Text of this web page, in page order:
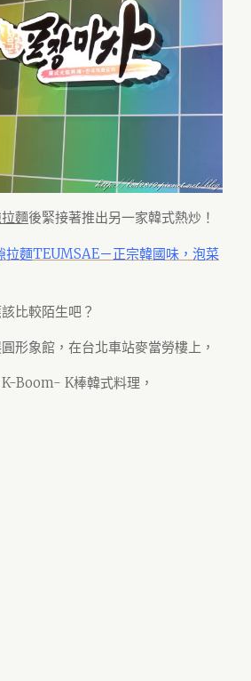
麵後緊接著推出另一家韓式熱炒！
拉麵TEUMSAE－正宗韓國味，泡菜
比較陌生吧？
形象館，在台北車站麥當勞樓上，
Boom- K棒韓式料理，